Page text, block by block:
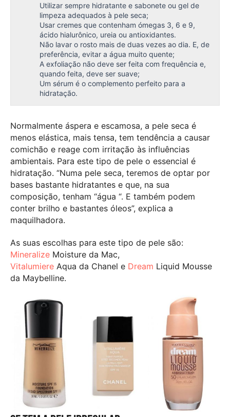
Utilizar sempre hidratante e sabonete ou gel de
limpeza adequados à pele seca;
Usar cremes que contenham ómegas 3, 6 e 9,
ácido hialurônico, ureia ou antioxidantes.
Não lavar o rosto mais de duas vezes ao dia. E, de
preferência, evitar a água muito quente;
A exfoliação não deve ser feita com frequência e,
quando feita, deve ser suave;
Um sérum é o complemento perfeito para a
hidratação.
Normalmente áspera e escamosa, a pele seca é
menos elástica, mais tensa, tem tendência a causar
comichão e reage com irritação às influências
ambientais. Para este tipo de pele o essencial é
hidratação. “Numa pele seca, teremos de optar por
bases bastante hidratantes e que, na sua
composição, tenham “água “. E também podem
conter brilho e bastantes óleos”, explica a
maquilhadora.
As suas escolhas para este tipo de pele são:
Mineralize Moisture da Mac,
Vitalumiere Aqua da Chanel e Dream Liquid Mousse
da Maybelline.